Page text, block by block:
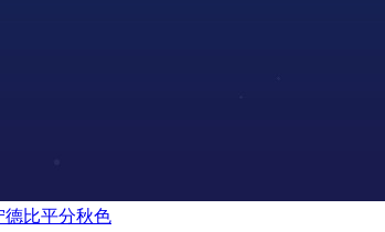
德比平分秋色